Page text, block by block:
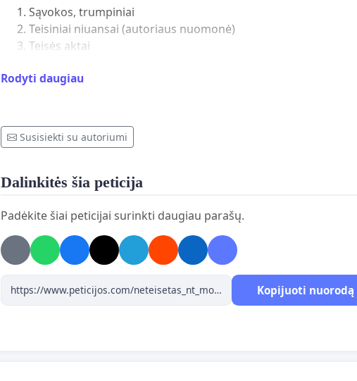
Sąvokos, trumpiniai
Teisiniai niuansai (autoriaus nuomonė)
Teisės aktai
Rekomendacijos
Asmenų prisidėjusių prie PNTM ir / arba VNTM įvedimo
sąrašas
ir / arba VNTM įvedimo
paneigimas
Autoriaus žodis
Paneigimas
1. Sąvokos, trumpiniai
KT - Konstitucinis teismas
Rodyti daugiau
Susisiekti su autoriumi
Dalinkitės šia peticija
Padėkite šiai peticijai surinkti daugiau parašų.
Kopijuoti nuorodą